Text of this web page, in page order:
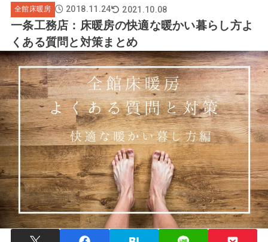
全館床暖房 2018.11.24 2021.10.08
一条工務店：床暖房の快適な暖かい暮らし方よ
くある質問と対策まとめ